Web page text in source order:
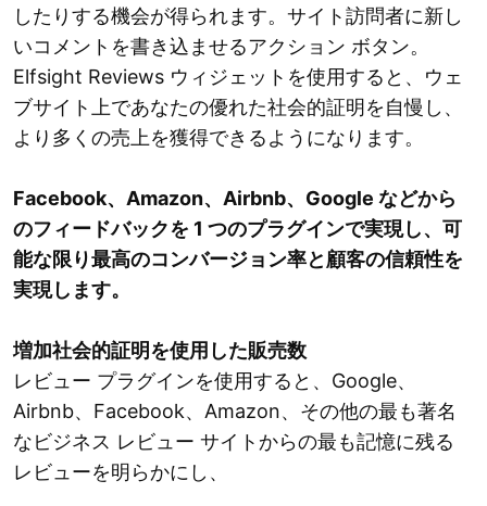
したりする機会が得られます。サイト訪問者に新し
いコメントを書き込ませるアクション ボタン。
Elfsight Reviews ウィジェットを使用すると、ウェ
ブサイト上であなたの優れた社会的証明を自慢し、
より多くの売上を獲得できるようになります。
Facebook、Amazon、Airbnb、Google などから
のフィードバックを 1 つのプラグインで実現し、可
能な限り最高のコンバージョン率と顧客の信頼性を
実現します。
増加社会的証明を使用した販売数
レビュー プラグインを使用すると、Google、
Airbnb、Facebook、Amazon、その他の最も著名
なビジネス レビュー サイトからの最も記憶に残る
レビューを明らかにし、